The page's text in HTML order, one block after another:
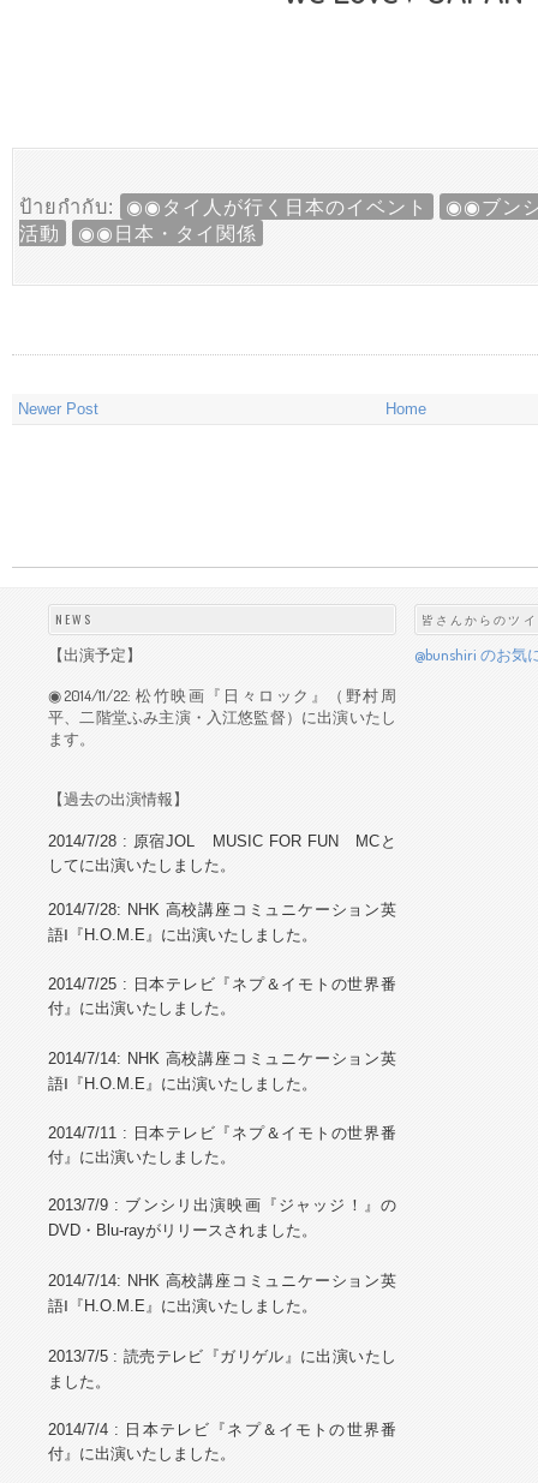
ป้ายกำกับ: ◉◉タイ人が行く日本のイベント
◉◉ブン
活動
◉◉日本・タイ関係
Newer Post Home
NEWS
【出演予定】
◉2014/11/22: 松竹映画『日々ロック』（野村周
平、二階堂ふみ主演・入江悠監督）に出演いたし
ます。
【過去の出演情報】
2014/7/28 : 原宿JOL MUSIC FOR FUN MCと
してに出演いたしました。
2014/7/28: NHK 高校講座コミュニケーション英
語Ⅰ『H.O.M.E』に出演いたしました。
2014/7/25 : 日本テレビ『ネプ＆イモトの世界番
付』に出演いたしました。
2014/7/14: NHK 高校講座コミュニケーション英
語Ⅰ『H.O.M.E』に出演いたしました。
2014/7/11 : 日本テレビ『ネプ＆イモトの世界番
付』に出演いたしました。
2013/7/9 : ブンシリ出演映画『ジャッジ！』の
DVD・Blu-rayがリリースされました。
2014/7/14: NHK 高校講座コミュニケーション英
語Ⅰ『H.O.M.E』に出演いたしました。
2013/7/5 : 読売 テレビ『ガリゲル』 に出演いたし
ました。
2014/7/4 : 日本テレビ『ネプ＆イモトの世界番
付』に出演いたしました。
皆さんからのツ
@bunshiri のお